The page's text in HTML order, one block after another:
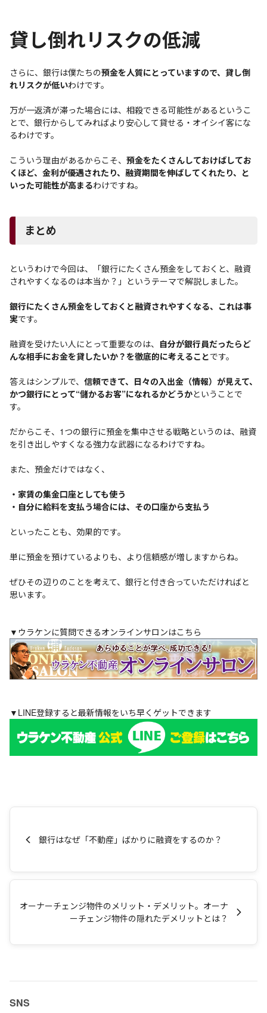
貸し倒れリスクの低減
さらに、銀行は僕たちの預金を人質にとっていますので、貸し倒
れリスクが低いわけです。
万が一返済が滞った場合には、相殺できる可能性があるというこ
とで、銀行からしてみればより安心して貸せる・オイシイ客にな
るわけです。
こういう理由があるからこそ、 預金をたくさんしておけばしてお
くほど、金利が優遇されたり、融資期間を伸ばしてくれたり、と
いった可能性が高まるわけですね。
まとめ
というわけで今回は、「銀行にたくさん預金をしておくと、融資
されやすくなるのは本当か？」というテーマで解説しました。
銀行にたくさん預金をしておくと融資されやすくなる、これは事
実です。
融資を受けたい人にとって重要なのは、 自分が銀行員だったらど
んな相手にお金を貸したいか？を徹底的に考えることです。
答えはシンプルで、 信頼できて、日々の入出金（情報）が見えて、
かつ銀行にとって“儲かるお客”になれるかどうかということで
す。
だからこそ、1つの銀行に預金を集中させる戦略というのは、融資
を引き出しやすくなる強力な武器になるわけですね。
また、預金だけではなく、
・家賃の集金口座としても使う
・自分に給料を支払う場合には、その口座から支払う
といったことも、効果的です。
単に預金を預けているよりも、より信頼感が増しますからね。
ぜひその辺りのことを考えて、銀行と付き合っていただければと
思います。
▼ウラケンに質問できるオンラインサロンはこちら
▼LINE登録すると最新情報をいち早くゲットできます
銀行はなぜ「不動産」ばかりに融資をするのか？
オーナーチェンジ物件のメリット・デメリット。オーナ
ーチェンジ物件の隠れたデメリットとは？
SNS